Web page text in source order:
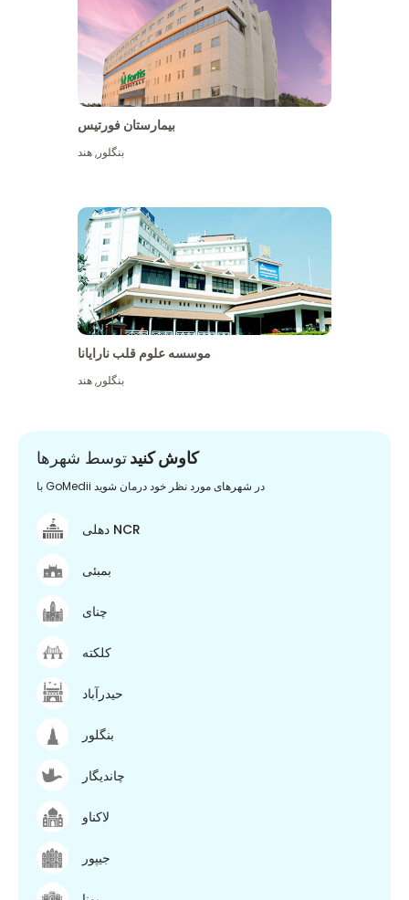
بیمارستان فورتیس
بنگلور,هند
موسسه علوم قلب نارایانا
بنگلور,هند
کاوش کنیدتوسط شهرها
با GoMedii در شهرهای مورد نظر خود درمان شوید
دهلی NCR
بمبئی
چنای
کلکته
حیدرآباد
بنگلور
چاندیگار
لاکناو
جیپور